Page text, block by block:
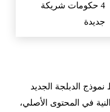
4 حكومات شريكة
جديدة
الدبلجة الجديد
في المحتوى الأصلي،